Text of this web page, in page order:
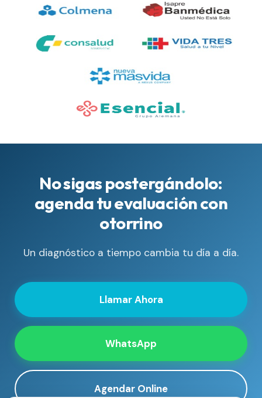
No sigas postergándolo:
agenda tu evaluación con
otorrino
Un diagnóstico a tiempo cambia tu día a día.
Llamar Ahora
WhatsApp
Agendar Online